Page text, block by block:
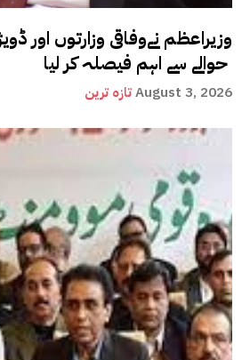
وزیراعظم نےوفاقی وزارتوں اور
تازہ ترینAugust 3, 2026